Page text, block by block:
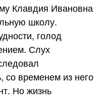
Клавдия Ивановна
школу.
голод
Слух
со временем из него
Но жизнь